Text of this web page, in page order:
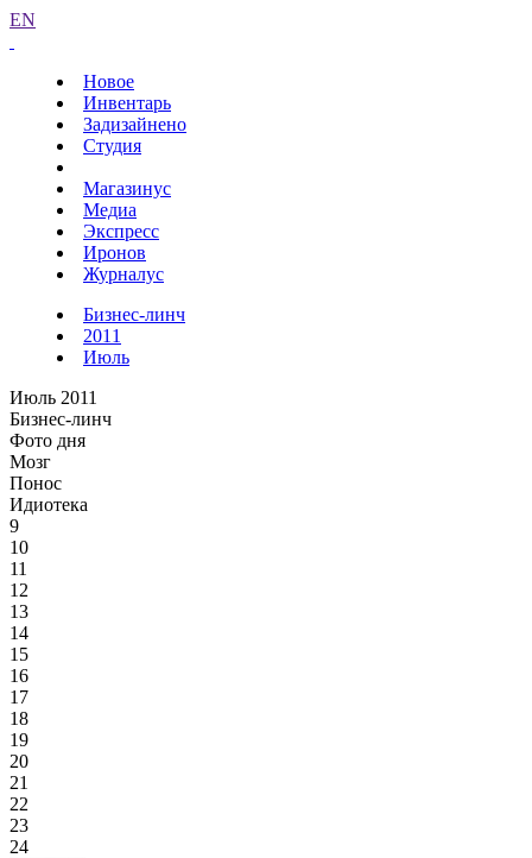
EN
Новое
Инвентарь
Задизайнено
Студия
Магазинус
Медиа
Экспресс
Иронов
Журналус
Бизнес-линч
2011
Июль
Июль 2011
Бизнес-линч
Фото дня
Мозг
Понос
Идиотека
9
10
11
12
13
14
15
16
17
18
19
20
21
22
23
24